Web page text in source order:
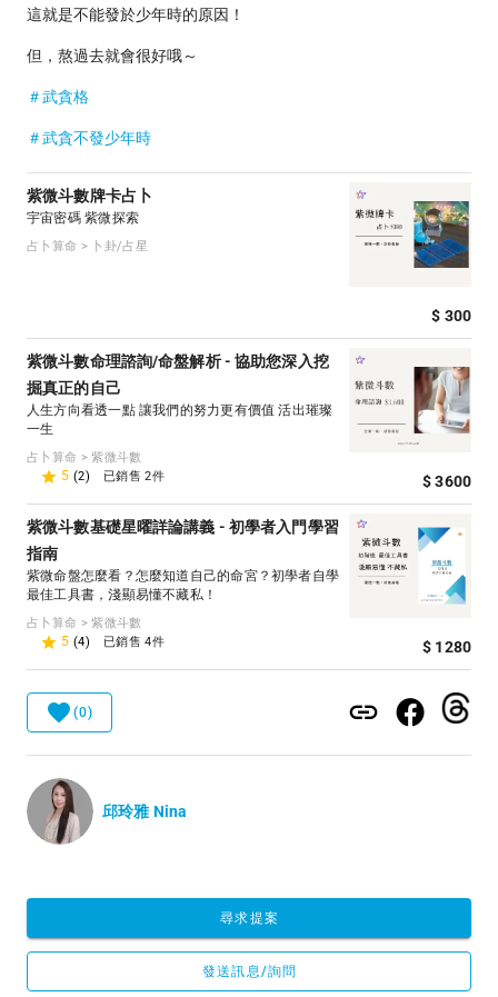
這就是不能發於少年時的原因！
但，熬過去就會很好哦～
＃武貪格
＃武貪不發少年時
紫微斗數牌卡占卜
宇宙密碼 紫微探索
占卜算命 > 卜卦/占星
$ 300
紫微斗數命理諮詢/命盤解析 - 協助您深入挖
掘真正的自己
人生方向看透一點 讓我們的努力更有價值 活出璀璨
一生
占卜算命 > 紫微斗數
5 (2) 已銷售 2件 $ 3600
紫微斗數基礎星曜詳論講義 - 初學者入門學習
指南
紫微命盤怎麼看？怎麼知道自己的命宮？初學者自學
最佳工具書，淺顯易懂不藏私！
占卜算命 > 紫微斗數
5 (4) 已銷售 4件 $ 1280
(0)
邱玲雅 Nina
尋求提案
發送訊息/詢問